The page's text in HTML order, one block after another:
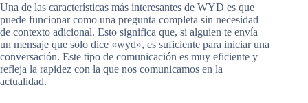
Una de las características más interesantes de WYD es que
puede funcionar como una pregunta completa sin necesidad
de contexto adicional. Esto significa que, si alguien te envía
un mensaje que solo dice «wyd», es suficiente para iniciar una
conversación. Este tipo de comunicación es muy eficiente y
refleja la rapidez con la que nos comunicamos en la
actualidad.